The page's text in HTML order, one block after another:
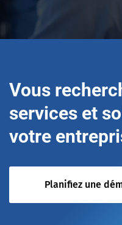
Vous
services et
votre
Planifiez une